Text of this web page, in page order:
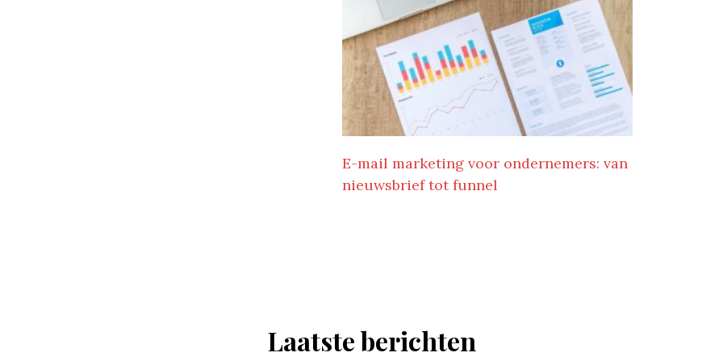
E-mail marketing voor ondernemers: van
nieuwsbrief tot funnel
Laatste berichten